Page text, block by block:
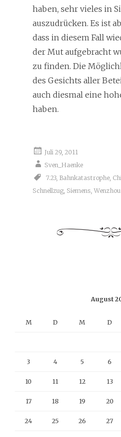
haben, sehr vieles in
auszudrücken. Es ist
dass in diesem Fall
der Mut aufgebracht
zu finden. Die
des Gesichts aller
auch diesmal eine
haben.
Juli 29, 2011
Sven_Haenke
7.23 Bahnkatastrophe
Schnellzug Siemens Wenzhou
August
M D M D
3 4 5 6
10 11 12 13
17 18 19 20
24 25 26 27